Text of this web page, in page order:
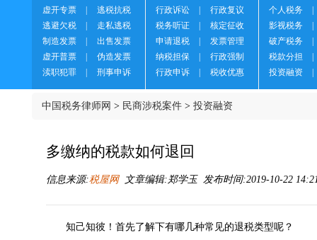
虚开专票
逃税抗税
逃避欠税
走私逃税
制造发票
出售发票
虚开普票
伪造发票
渎职犯罪
刑事申诉
行政诉讼
行政复议
税务听证
核定征收
申请退税
发票管理
纳税担保
行政强制
行政申诉
税收优惠
个人税务
影视税务
破产税务
税款分担
投资融资
中国税务律师网 > 民商涉税案件 > 投资融资
多缴纳的税款如何退回
信息来源:税屋网文章编辑:郑学玉 发布时间:2019-10-22
知己知彼！首先了解下有哪几种常见的退税类型呢？